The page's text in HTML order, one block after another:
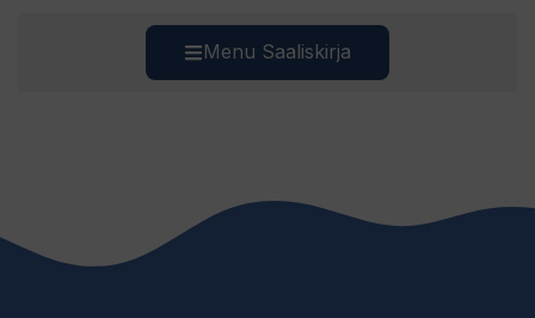
Menu Saaliskirja